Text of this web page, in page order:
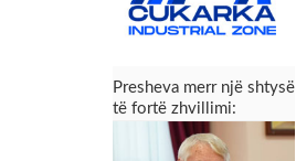
Presheva merr një shtysë
të fortë zhvillimi:
Konferenca përmbyllëse
e projektit Zona